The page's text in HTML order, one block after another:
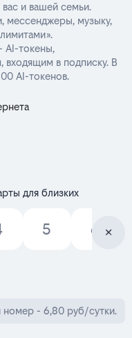
и вашей семьи.
мессенджеры, музыку,
AI-токены,
входящим в подписку. В
AI-токенов.
для близких
5 6
номер - 6,80 руб/сутки.